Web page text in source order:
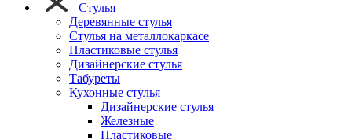
Стулья
Деревянные стулья
Стулья на металлокаркасе
Пластиковые стулья
Дизайнерские стулья
Табуреты
Кухонные стулья
Дизайнерские стулья
Железные
Пластиковые